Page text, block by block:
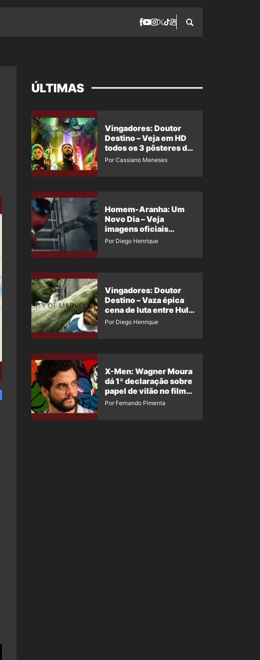
ÚLTIMAS
Vingadores: Doutor
Destino – Veja em HD
todos os 3 pôsteres de
‘Doomsday’ + 1 imagem
Por Cassiano Meneses
Homem-Aranha: Um
Novo Dia – Veja
imagens oficiais
descartadas do Hulk
Por Diego Henrique
Vingadores: Doutor
Destino – Vaza épica
cena de luta entre Hulk
e o Coisa
Por Diego Henrique
X-Men: Wagner Moura
dá 1ª declaração sobre
papel de vilão no filme
da Marvel
Por Fernando Pimenta